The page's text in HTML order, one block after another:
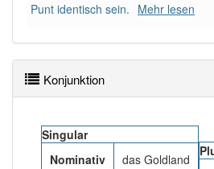
DIE:1Ausnahmen
DAS:193
PowerIndex:
Häufigkeit: 4 von 10
Punt identisch sein. Mehr lesen
Konjunktion
Singular
Nominativ
das Goldland